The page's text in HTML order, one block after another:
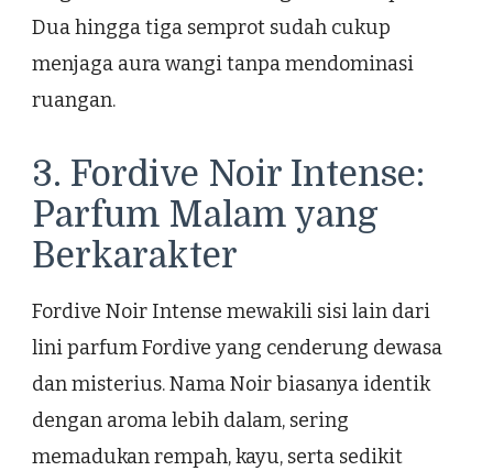
Dua hingga tiga semprot sudah cukup
menjaga aura wangi tanpa mendominasi
ruangan.
3. Fordive Noir Intense:
Parfum Malam yang
Berkarakter
Fordive Noir Intense mewakili sisi lain dari
lini parfum Fordive yang cenderung dewasa
dan misterius. Nama Noir biasanya identik
dengan aroma lebih dalam, sering
memadukan rempah, kayu, serta sedikit